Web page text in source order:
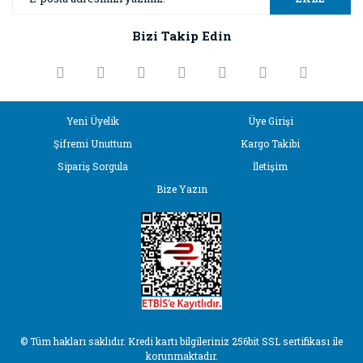
Ürün bilgilerinde hatalar bulunuyor.
Gönder
Bizi Takip Edin
Yeni Üyelik
Üye Girişi
Şifremi Unuttum
Kargo Takibi
Sipariş Sorgula
İletişim
Bize Yazın
© Tüm hakları saklıdır. Kredi kartı bilgileriniz 256bit SSL sertifikası ile
korunmaktadır.